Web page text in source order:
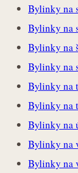
Bylinky na
Bylinky na
Bylinky na
Bylinky na
Bylinky na
Bylinky na
Bylinky na
Bylinky na
Bylinky na